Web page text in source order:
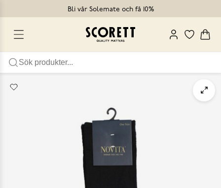
Bli vår Solemate och få 10%